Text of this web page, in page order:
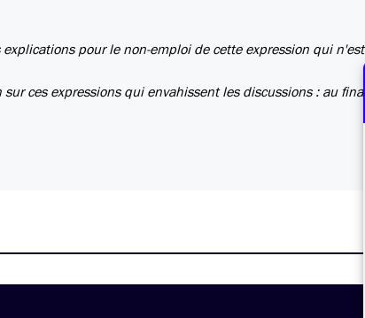
pour le non-emploi de cette expression qui n'est
ces expressions qui envahissent les discussions : au final,